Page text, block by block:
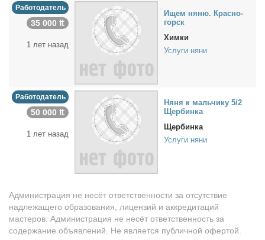
Работодатель
35 000 ₶
1 лет назад
Ищем ня­ню. Крас­но­
горск
Химки
Услуги няни
Работодатель
50 000 ₶
1 лет назад
Ня­ня к маль­чи­ку 5/2
Щер­бин­ка
Щербинка
Услуги няни
Администрация не несёт ответственности за отсутствие
надлежащего образования, лицензий и аккредитаций
мастеров. Администрация не несёт ответственность за
содержание объявлений. Не является публичной офертой.